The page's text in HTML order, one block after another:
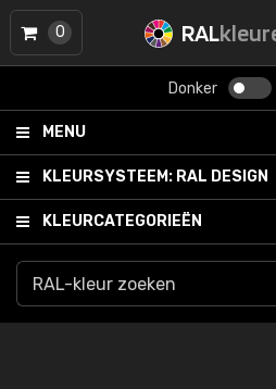
RAL
Donker
MENU
KLEURSYSTEEM: RAL DESIGN
KLEURCATEGORIEËN
0